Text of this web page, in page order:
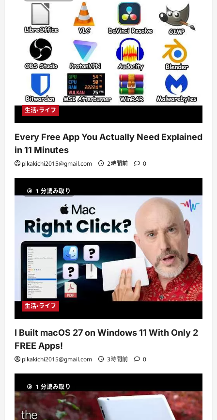
生活・ライフ
Every Free App You Actually Need Explained
in 11 Minutes
pikakichi2015@gmail.com 2時間前 0
1 分読み取り
生活・ライフ
I Built macOS 27 on Windows 11 With Only 2
FREE Apps!
pikakichi2015@gmail.com 3時間前 0
1 分読み取り